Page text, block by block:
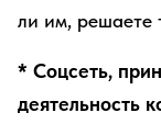
ли им, решаете
* Соцсеть,
деятельность